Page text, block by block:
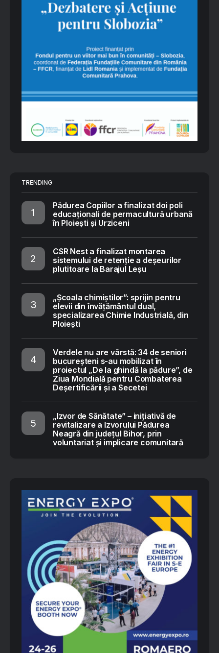
TRENDING
Pădurea Copiilor a finalizat doi poli
educaționali de permacultură urbană
în Ploiești și Urziceni
CSR Nest a finalizat montarea
sistemului de retenție a deșeurilor
plutitoare la Barajul Leșu
„Școala chimiștilor”: sprijin pentru
elevii din învățământul dual,
specializarea Chimie Industrială, din
Ploiești
Verdele nu are vârstă: 34 de seniori
bucureșteni s-au mobilizat în
proiectul „De la ghindă la pădure”, de
Ziua Mondială pentru Combaterea
Deșertificării și a Secetei
„Izvor de Sănătate” – inițiativă de
revitalizare a Izvorului Pădurea
Neagră din județul Bihor, prin
voluntariat și implicare comunitară